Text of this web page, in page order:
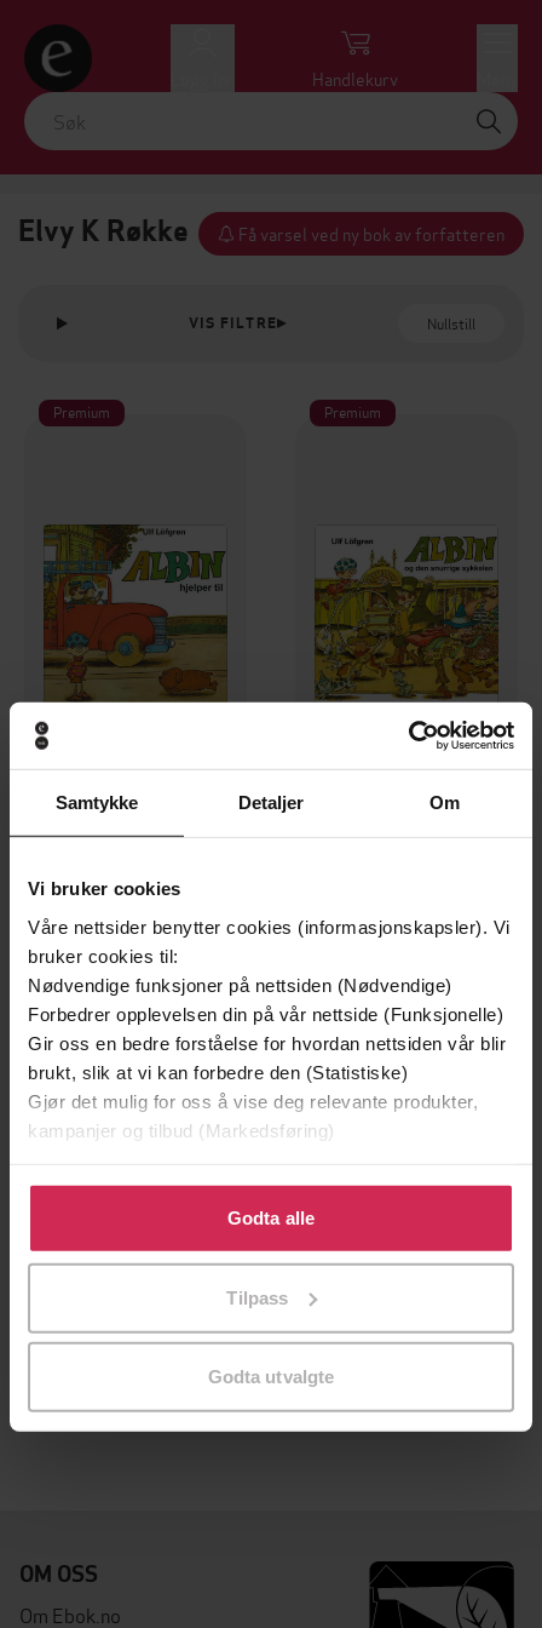
Samtykke Detaljer Om
Vi bruker cookies
Våre nettsider benytter cookies (informasjonskapsler). Vi
bruker cookies til:
Nødvendige funksjoner på nettsiden (Nødvendige)
Forbedrer opplevelsen din på vår nettside (Funksjonelle)
Gir oss en bedre forståelse for hvordan nettsiden vår blir
brukt, slik at vi kan forbedre den (Statistiske)
Gjør det mulig for oss å vise deg relevante produkter,
kampanjer og tilbud (Markedsføring)
Klikk på «Godta alle» for å gi oss ditt samtykke til å
bruke cookies for alle disse formålene. Du kan også
tilpasse ditt samtykke til spesifikke formål ved å klikke
Godta alle
Tilpass
Godta utvalgte
Handlekurv
Elvy K Røkke Få varsel ved ny bok av forfatteren
VIS FILTRE Nullstill
Premium
99,-
Albin hjelper til
Ulf Löfgren
Premium
99,-
Ulf Löfgren
Premium
99,-
Albin er aldri redd
99,-
OM OSS
Om Ebok.no